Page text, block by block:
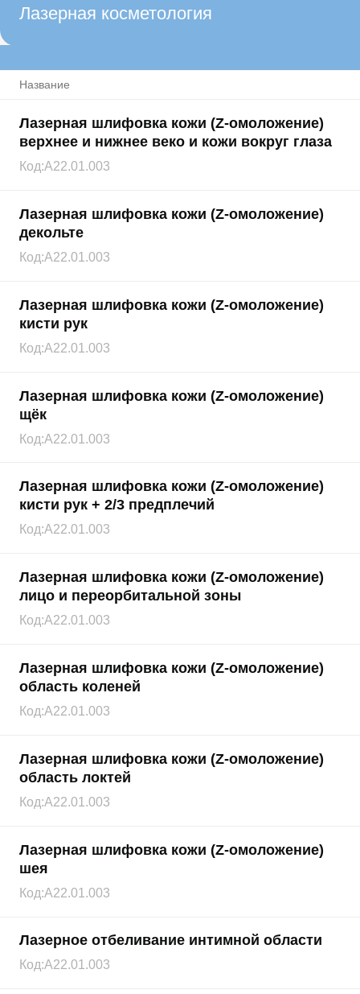
Лазерная косметология
Название
Лазерная шлифовка кожи (Z-омоложение)
верхнее и нижнее веко и кожи вокруг глаза
Код:A22.01.003
Лазерная шлифовка кожи (Z-омоложение)
декольте
Код:A22.01.003
Лазерная шлифовка кожи (Z-омоложение)
кисти рук
Код:A22.01.003
Лазерная шлифовка кожи (Z-омоложение)
щёк
Код:А22.01.003
Лазерная шлифовка кожи (Z-омоложение)
кисти рук + 2/3 предплечий
Код:A22.01.003
Лазерная шлифовка кожи (Z-омоложение)
лицо и переорбитальной зоны
Код:A22.01.003
Лазерная шлифовка кожи (Z-омоложение)
область коленей
Код:A22.01.003
Лазерная шлифовка кожи (Z-омоложение)
область локтей
Код:A22.01.003
Лазерная шлифовка кожи (Z-омоложение)
шея
Код:A22.01.003
Лазерное отбеливание интимной области
Код:A22.01.003